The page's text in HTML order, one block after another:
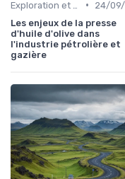
•
24/
Les enjeux de la presse
d'huile d'olive dans
l'industrie pétrolière et
gazière